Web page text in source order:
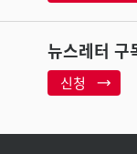
뉴스레터 구
신청